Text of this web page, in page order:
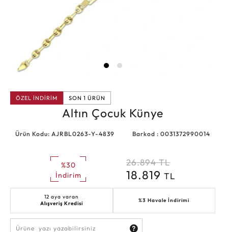
ÖZEL İNDİRİM SON 1 ÜRÜN
Altın Çocuk Künye
Ürün Kodu: AJRBL0263-Y-4839 Barkod : 0031372990014
%30
İndirim
26.894 TL
18.819 TL
12 aya varan
Alışveriş Kredisi
%3 Havale İndirimi